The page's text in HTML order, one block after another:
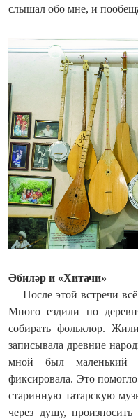
слышал обо мне, и
Әбиләр и «Хитачи»
— После этой встречи
Много ездили по
собирать фольклор.
записывала древние
мной был маленький
фиксировала. Это
старинную татарскую
через душу,